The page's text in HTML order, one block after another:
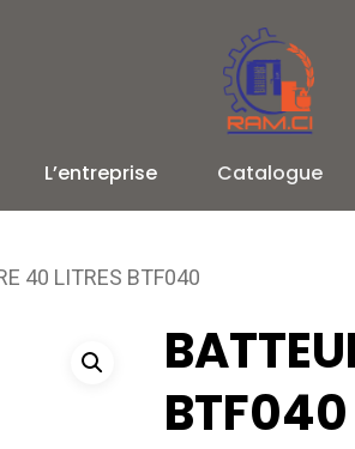
L’entreprise Catalogue
40 LITRES BTF040
BTF040